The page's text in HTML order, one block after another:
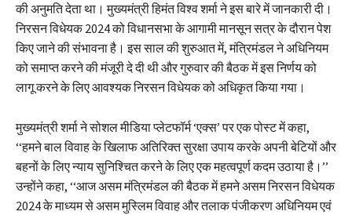
की अनुमति देता था। मुख्यमंत्री हिमंत विश्व शर्मा ने इस बारे में जानकारी दी।
निरसन विधेयक 2024 को विधानसभा के आगामी मानसून सत्र के दौरान पेश
किए जाने की संभावना है। इस साल की शुरुआत में, मंत्रिमंडल ने अधिनियम
को समाप्त करने की मंजूरी दे दी थी और गुरुवार की बैठक में इस निर्णय को
लागू करने के लिए आवश्यक निरसन विधेयक को अधिकृत किया गया।
मुख्यमंत्री शर्मा ने सोशल मीडिया प्लेटफॉर्म ‘एक्स’ पर एक पोस्ट में कहा,
‘‘हमने बाल विवाह के खिलाफ अतिरिक्त सुरक्षा उपाय करके अपनी बेटियों और
बहनों के लिए न्याय सुनिश्चित करने के लिए एक महत्वपूर्ण कदम उठाया है।’’
उन्होंने कहा, ‘‘आज असम मंत्रिमंडल की बैठक में हमने असम निरसन विधेयक
2024 के माध्यम से असम मुस्लिम विवाह और तलाक पंजीकरण अधिनियम एवं